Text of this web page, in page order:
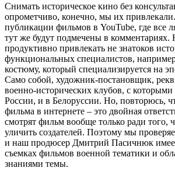
Снимать историческое кино без
опрометчиво, конечно, мы их
публикации фильмов в YouTube, где все
тут же будут подмечены в комментариях.
продуктивно привлекать не знатоков
функциональных специалистов,
костюму, который специализируется на
Само собой, художник-постановщик,
военно-исторических клубов, с
России, и в Белоруссии. Но, повторюсь,
фильма в интернете – это двойная
смотрят фильм вообще только ради того,
уличить создателей. Поэтому мы
и наш продюсер Дмитрий Пасичнюк
съемках фильмов военной тематики и
знаниями темы.